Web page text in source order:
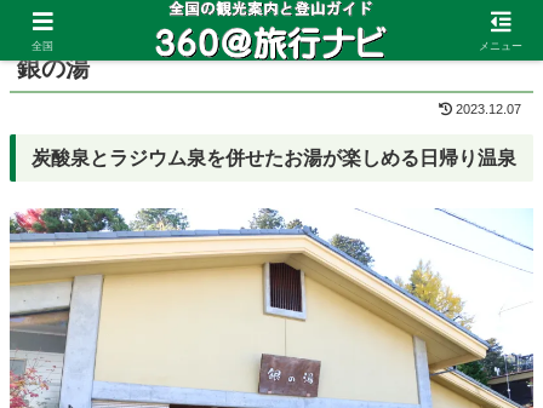
ホーム 兵庫県 有馬温泉
銀の湯
2023.12.07
炭酸泉とラジウム泉を併せたお湯が楽しめる日帰り温泉
全国 メニュー